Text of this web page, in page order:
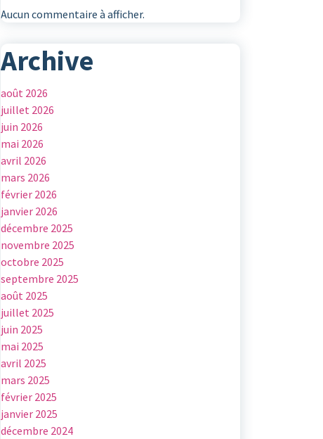
Aucun commentaire à afficher.
Archive
août 2026
juillet 2026
juin 2026
mai 2026
avril 2026
mars 2026
février 2026
janvier 2026
décembre 2025
novembre 2025
octobre 2025
septembre 2025
août 2025
juillet 2025
juin 2025
mai 2025
avril 2025
mars 2025
février 2025
janvier 2025
décembre 2024